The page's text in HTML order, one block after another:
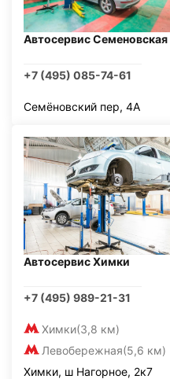
Автосервис Семеновская
+7 (495) 085-74-61
Семёновский пер, 4А
Автосервис Химки
+7 (495) 989-21-31
Химки(3,8 км)
Левобережная(5,6 км)
Химки, ш Нагорное, 2к7